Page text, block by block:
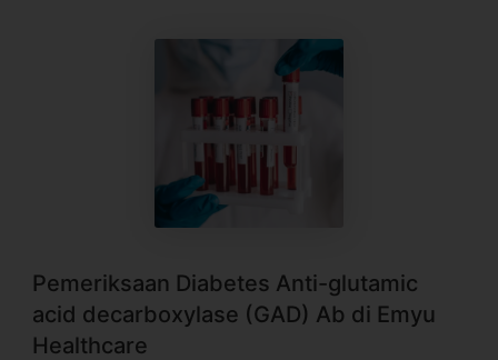
Pemeriksaan Diabetes Anti-glutamic
acid decarboxylase (GAD) Ab di Emyu
Healthcare